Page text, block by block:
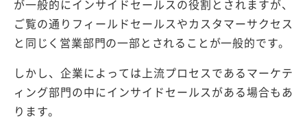
が一般的にインサイドセールスの役割とされますが、
ご覧の通りフィールドセールスやカスタマーサクセス
と同じく営業部門の一部とされることが一般的です。
しかし、企業によっては上流プロセスであるマーケテ
ィング部門の中にインサイドセールスがある場合もあ
ります。